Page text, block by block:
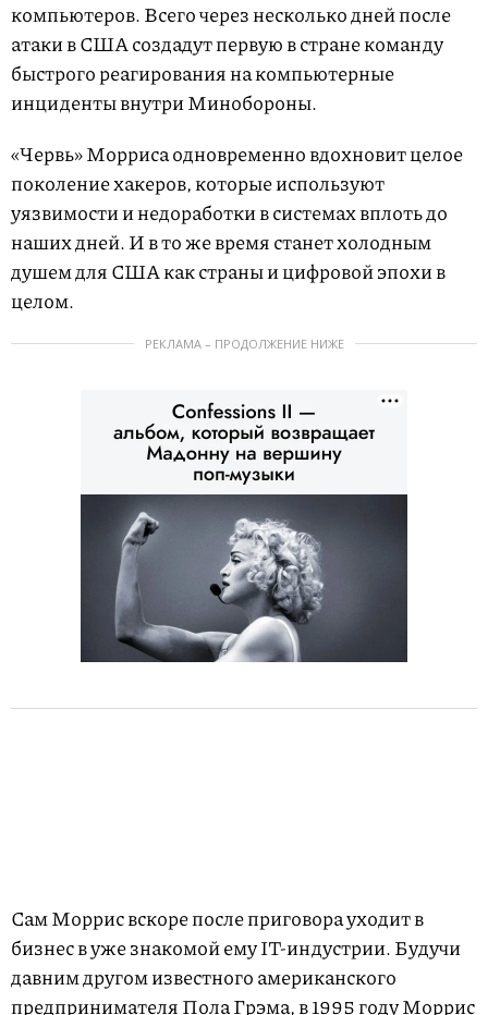
компьютеров. Всего через несколько дней после
атаки в США создадут первую в стране команду
быстрого реагирования на компьютерные
инциденты внутри Минобороны.
«Червь» Морриса одновременно вдохновит целое
поколение хакеров, которые используют
уязвимости и недоработки в системах вплоть до
наших дней. И в то же время станет холодным
душем для США как страны и цифровой эпохи в
целом.
РЕКЛАМА – ПРОДОЛЖЕНИЕ НИЖЕ
Сам Моррис вскоре после приговора уходит в
бизнес в уже знакомой ему IT-индустрии. Будучи
давним другом известного американского
предпринимателя Пола Грэма, в 1995 году Моррис